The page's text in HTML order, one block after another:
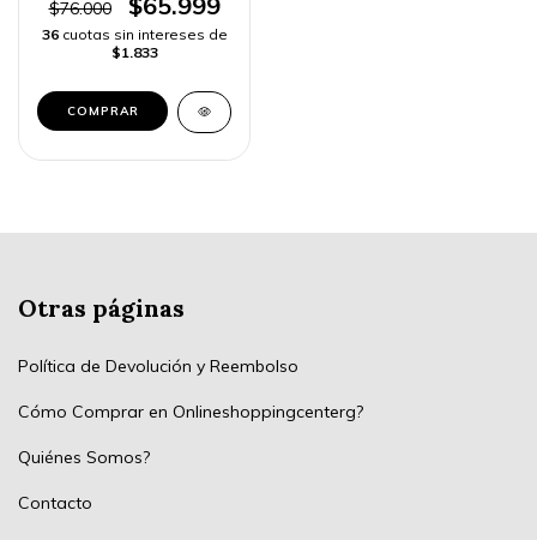
$76.000
36 cuotas sin intereses de
$1.833
Otras páginas
Política de Devolución y Reembolso
Cómo Comprar en Onlineshoppingcenterg?
Quiénes Somos?
Contacto